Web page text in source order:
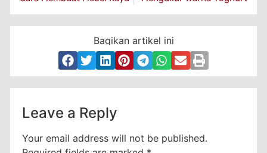
Bagikan artikel ini
Leave a Reply
Your email address will not be published.